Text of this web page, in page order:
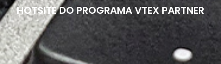
HOTSITE DO PROGRAMA VTEX PARTNER